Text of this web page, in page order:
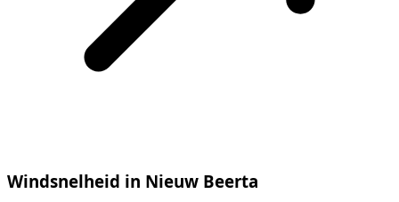
Windsnelheid in Nieuw Beerta